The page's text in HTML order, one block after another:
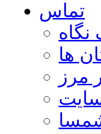
تماس
ها
مرز